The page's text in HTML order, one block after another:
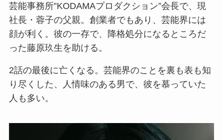
芸能事務所”KODAMAプロダクション”会長で、現
社長・蓉子の父親。創業者でもあり、芸能界には
顔が利く。彼の一存で、降格処分になるところだ
った藤原玖生を助ける。
2話の最後に亡くなる。芸能界のことを裏も表も知
り尽くした、人情味のある男で、彼を慕っていた
人も多い。